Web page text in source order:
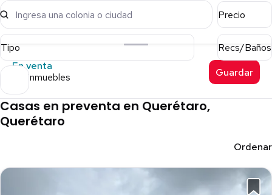
Ingresa una colonia o ciudad Precio
Tipo
Recs/Baños
En venta
174 inmuebles Guardar
Casas en preventa en Querétaro,
Querétaro
Ordenar